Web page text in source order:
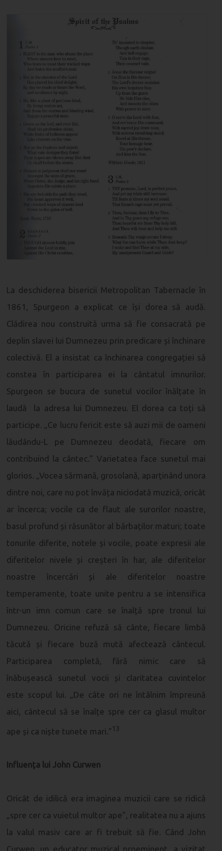
La deschiderea bisericii Metropolitan Tabernacle în
1861, Spurgeon a explicat ce își dorea să audă.
Clădirea nou construită urma să fie consacrată pe
deplin slavei lui Dumnezeu prin predicare și închinare
colectivă. El a insistat ca închinarea congregației să
constea în participarea ei la cântatul imnurilor.
Spurgeon se bucura de sunetul vocilor înălțate în
laudă la adresa lui Dumnezeu. El dorea ca toți să
participe. „Ce lucru fericit este să auzi mii de oameni
lăudându-L pe Dumnezeu deodată, fiecare om
contribuind la cântec.” Varietatea face sunetul mai
glorios. „Vocea sărmană, grosolană, aparținând unora
dintre noi, care nu pot învăța niciodată muzică, oricât
ar încerca; vocile ca de flaut ale surorilor noastre,
basul profund și răsunător al bărbaților maturi; toate
tonurile diferite, notele și vocile, poate expresii ale
diferitelor nivele și creșteri în har, ale diferitelor
noastre încercări și ale diferitelor noastre
temperamente, toate unite pentru a se intensifica
într-un imn comun care se înalță spre tronul lui
Dumnezeu. Oricine refuză să cânte, fiecare limbă
tăcută și fiecare buză mută afectează cântecul.
Participarea completă, fără nimic care să
înăbușească sunetul vocii și claritatea cuvintelor
este scopul lui. „De câte ori ne întâlnim împreună
aici, cântecul să se înalțe spre cer ca glasul multor
ape și ca niște tunete mari.” 13
Influența lui John Curwen
Oricât de idilică era imaginea muzicii care se ridică
„spre cer ca vuietul multor ape”, realitatea nu a ajuns
la valul masiv care ar fi trebuit să fie. Când John
Curwen, un educator muzical proeminent, a vizitat